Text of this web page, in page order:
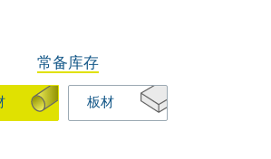
常备库存
板材